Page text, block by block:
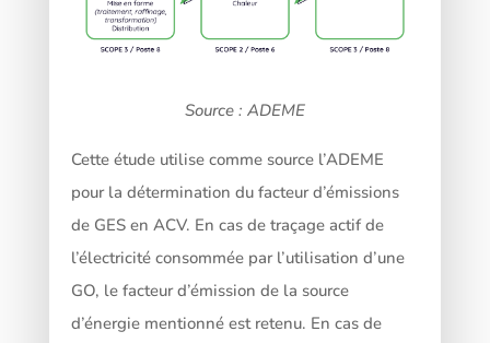
Source : ADEME
Cette étude utilise comme source l’ADEME
pour la détermination du facteur d’émissions
de GES en ACV. En cas de traçage actif de
l’électricité consommée par l’utilisation d’une
GO, le facteur d’émission de la source
d’énergie mentionné est retenu. En cas de